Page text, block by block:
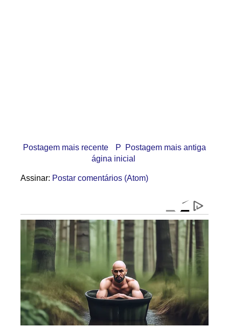
Postagem mais recente Postagem mais antiga
P
ágina inicial
Assinar: Postar comentários (Atom)